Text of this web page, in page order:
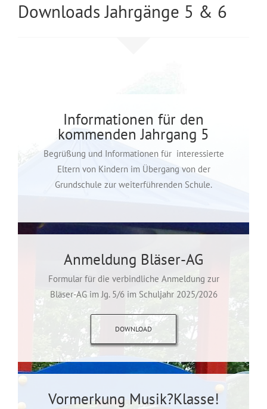
Downloads Jahrgänge 5 & 6
Informationen für den
kommenden Jahrgang 5
Begrüßung und Informationen für interessierte
Eltern von Kindern im Übergang von der
Grundschule zur weiterführenden Schule.
Anmeldung Bläser-AG
Formular für die verbindliche Anmeldung zur
Bläser-AG im Jg. 5/6 im Schuljahr 2025/2026
DOWNLOAD
Vormerkung Musik?Klasse!